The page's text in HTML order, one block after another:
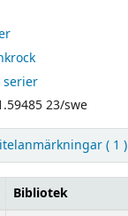
serier
23/swe
( 1 )
Bibliotek